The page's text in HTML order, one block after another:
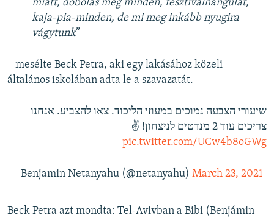
miatt, dobolás meg minden, fesztiválhangulat,
kaja-pia-minden, de mi meg inkább nyugira
vágytunk”
– mesélte Beck Petra, aki egy lakásához közeli
általános iskolában adta le a szavazatát.
שיעורי הצבעה נמוכים במעוזי הליכוד. צאו להצביע. אנחנו
צריכים עוד 2 מנדטים לניצחון! ✌️
pic.twitter.com/UCw4b8oGWg
— Benjamin Netanyahu (@netanyahu) March 23, 2021
Beck Petra azt mondta: Tel-Avivban a Bibi (Benjámin